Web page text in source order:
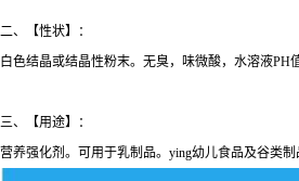
二、【性状】：
白色结晶或结晶性粉末。无臭，味微酸，水溶液
三、【用途】：
营养强化剂。可用于乳制品。ying幼儿食品及谷类